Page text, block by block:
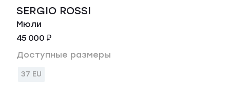
SERGIO ROSSI
Мюли
45 000 ₽
Доступные размеры
37 EU